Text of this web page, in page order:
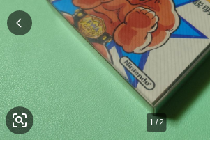
1 /2